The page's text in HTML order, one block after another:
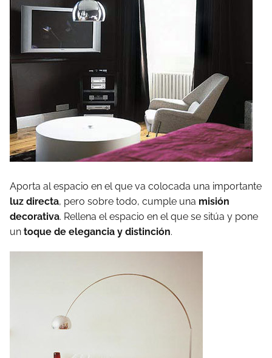
Aporta al espacio en el que va colocada una importante
luz directa, pero sobre todo, cumple una misión
decorativa. Rellena el espacio en el que se sitúa y pone
un toque de elegancia y distinción.